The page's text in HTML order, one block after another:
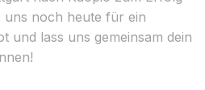
uns noch heute für ein
und lass uns gemeinsam dein